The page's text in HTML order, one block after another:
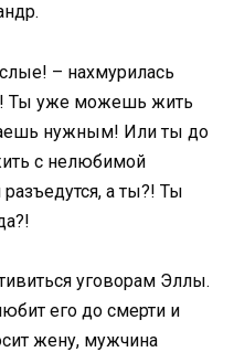
– нахмурилась
Ты уже можешь жить
нужным! Или ты до
с нелюбимой
а ты?! Ты
уговорам Эллы.
его до смерти и
жену, мужчина